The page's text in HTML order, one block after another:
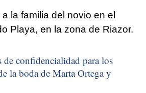
la familia del novio en el
Playa, en la zona de Riazor.
de confidencialidad para los
la boda de Marta Ortega y